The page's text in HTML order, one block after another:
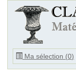
Ma sélection (0)
Ouvrir
le